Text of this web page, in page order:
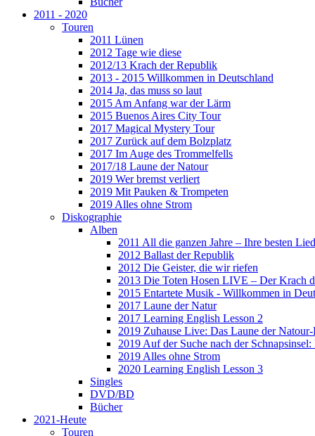
2011 - 2020
Touren
2011 Lünen
2012 Tage wie diese
2012/13 Krach der Republik
2013 - 2015 Willkommen in Deutschland
2014 Ja, das muss so laut
2015 Am Anfang war der Lärm
2015 Buenos Aires City Tour
2017 Magical Mystery Tour
2017 Zurück auf dem Bolzplatz
2017 Im Auge des Trommelfells
2017/18 Laune der Natour
2019 Wer bremst verliert
2019 Mit Pauken & Trompeten
2019 Alles ohne Strom
Diskographie
Alben
2011 All die ganzen Jahre – Ihre besten
2012 Ballast der Republik
2012 Die Geister, die wir riefen
2013 Die Toten Hosen LIVE – Der Krach
2015 Entartete Musik - Willkommen in
2017 Laune der Natur
2017 Learning English Lesson 2
2019 Zuhause Live: Das Laune der
2019 Auf der Suche nach der
2019 Alles ohne Strom
2020 Learning English Lesson 3
Singles
DVD/BD
Bücher
2021-Heute
Touren